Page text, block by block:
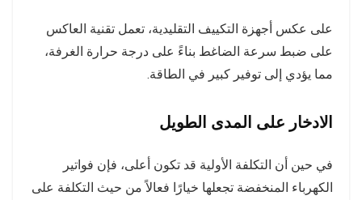
على عكس أجهزة التكييف التقليدية، تعمل تقنية العاكس
على ضبط سرعة الضاغط بناءً على درجة حرارة الغرفة،
مما يؤدي إلى توفير كبير في الطاقة.
الادخار على المدى الطويل
في حين أن التكلفة الأولية قد تكون أعلى، فإن فواتير
الكهرباء المنخفضة تجعلها خيارًا فعالاً من حيث التكلفة على